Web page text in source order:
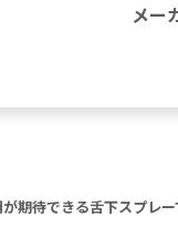
メー
待できる舌下スプレー